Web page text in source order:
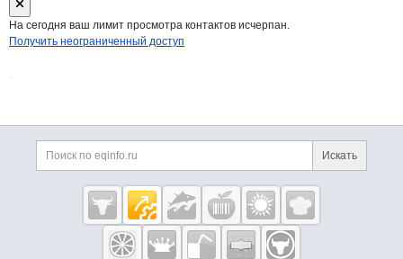
На сегодня ваш лимит просмотра контактов исчерпан.
Получить неограниченный доступ
Дополнительная информация
Поиск по сайту и
Искать
Cсылки на полезные проекты
Eqinfo.ru —
пищевое